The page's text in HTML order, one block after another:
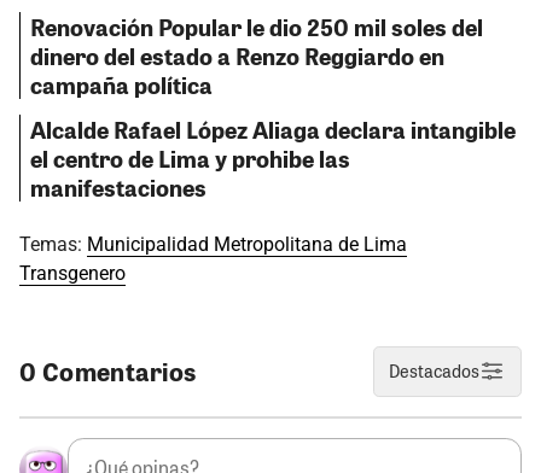
Renovación Popular le dio 250 mil soles del
dinero del estado a Renzo Reggiardo en
campaña política
Alcalde Rafael López Aliaga declara intangible
el centro de Lima y prohibe las
manifestaciones
Temas: Municipalidad Metropolitana de Lima
Transgenero
0 Comentarios Destacados